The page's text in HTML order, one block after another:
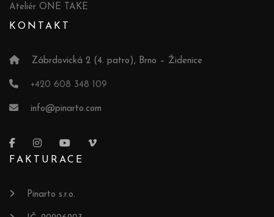
Ateliér ONE TAKE
KONTAKT
Zábrdovická 2 (4. patro), Brno – Židenice
+420 608 348 109
info@pinarto.com
FAKTURACE
Pinarto s.r.o.